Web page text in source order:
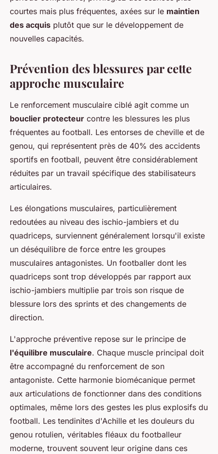
courtes mais plus fréquentes, axées sur le maintien
des acquis plutôt que sur le développement de
nouvelles capacités.
Prévention des blessures par cette
approche musculaire
Le renforcement musculaire ciblé agit comme un
bouclier protecteur contre les blessures les plus
fréquentes au football. Les entorses de cheville et de
genou, qui représentent près de 40% des accidents
sportifs en football, peuvent être considérablement
réduites par un travail spécifique des stabilisateurs
articulaires.
Les élongations musculaires, particulièrement
redoutées au niveau des ischio-jambiers et du
quadriceps, surviennent généralement lorsqu'il existe
un déséquilibre de force entre les groupes
musculaires antagonistes. Un footballer dont les
quadriceps sont trop développés par rapport aux
ischio-jambiers multiplie par trois son risque de
blessure lors des sprints et des changements de
direction.
L'approche préventive repose sur le principe de
l'équilibre musculaire. Chaque muscle principal doit
être accompagné du renforcement de son
antagoniste. Cette harmonie biomécanique permet
aux articulations de fonctionner dans des conditions
optimales, même lors des gestes les plus explosifs du
football. Les tendinites d'Achille et les douleurs du
genou rotulien, véritables fléaux du footballeur
moderne, trouvent souvent leur origine dans ces